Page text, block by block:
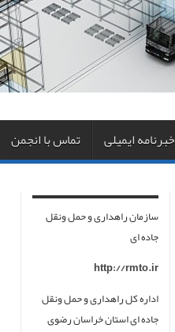
خبرنامه ایمیلی تماس با انجمن
سازمان راهداری و حمل ونقل
جاده ای
http://rmto.ir
اداره کل راهداری و حمل ونقل
جاده ای استان خراسان رضوی